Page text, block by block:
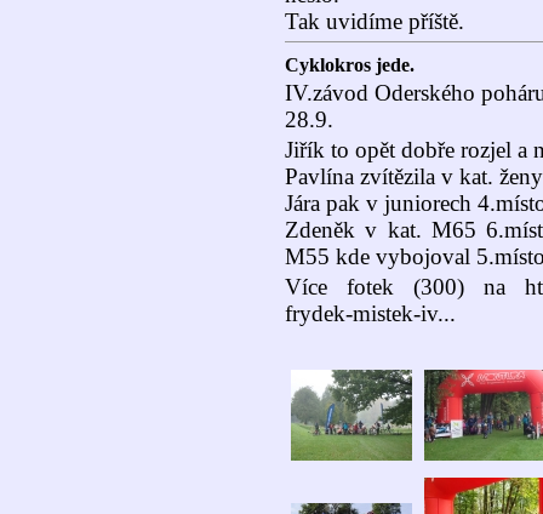
Tak uvidíme příště.
Cyklokros jede.
IV.závod Oderského
28.9.
Jiřík to opět dobře rozjel a
Pavlína zvítězila v kat.
Jára pak v juniorech
Zdeněk v kat. M65
M55 kde vybojoval
Více fotek (300) na
frydek-mistek-iv...